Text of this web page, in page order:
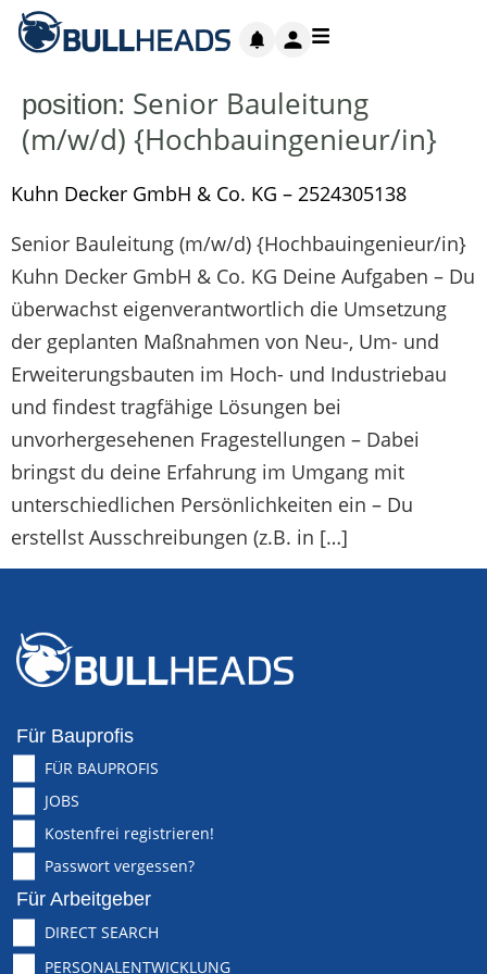
position: Senior Bauleitung
(m/w/d) {Hochbauingenieur/in}
Kuhn Decker GmbH & Co. KG – 2524305138
Senior Bauleitung (m/w/d) {Hochbauingenieur/in}
Kuhn Decker GmbH & Co. KG Deine Aufgaben – Du
überwachst eigenverantwortlich die Umsetzung
der geplanten Maßnahmen von Neu-, Um- und
Erweiterungsbauten im Hoch- und Industriebau
und findest tragfähige Lösungen bei
unvorhergesehenen Fragestellungen – Dabei
bringst du deine Erfahrung im Umgang mit
unterschiedlichen Persönlichkeiten ein – Du
erstellst Ausschreibungen (z.B. in […]
Für Bauprofis
FÜR BAUPROFIS
JOBS
Kostenfrei registrieren!
Passwort vergessen?
Für Arbeitgeber
DIRECT SEARCH
PERSONALENTWICKLUNG